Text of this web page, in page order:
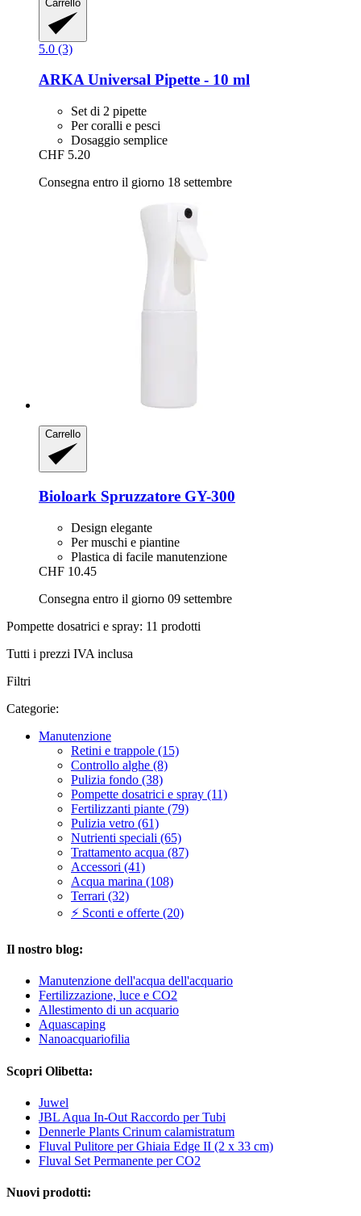
Carrello
5.0 (3)
ARKAUniversal Pipette -​ 10 ml
Set di 2 pipette
Per coralli e pesci
Dosaggio semplice
CHF 5.20
Consegna entro il giorno 18 settembre
Carrello
Bioloark Spruzzatore GY-​300
Design elegante
Per muschi e piantine
Plastica di facile manutenzione
CHF 10.45
Consegna entro il giorno 09 settembre
Pompette dosatrici e spray: 11 prodotti
Tutti i prezzi IVA inclusa
Filtri
Categorie:
Manutenzione
Retini e trappole (15)
Controllo alghe (8)
Pulizia fondo (38)
Pompette dosatrici e spray (11)
Fertilizzanti piante (79)
Pulizia vetro (61)
Nutrienti speciali (65)
Trattamento acqua (87)
Accessori (41)
Acqua marina (108)
Terrari (32)
⚡ Sconti e offerte (20)
Il nostro blog:
Manutenzione dell'acqua dell'acquario
Fertilizzazione, luce e CO2
Allestimento di un acquario
Aquascaping
Nanoacquariofilia
Scopri Olibetta:
Juwel
JBL Aqua In-Out Raccordo per Tubi
Dennerle Plants Crinum calamistratum
Fluval Pulitore per Ghiaia Edge II (2 x 33 cm)
Fluval Set Permanente per CO2
Nuovi prodotti: